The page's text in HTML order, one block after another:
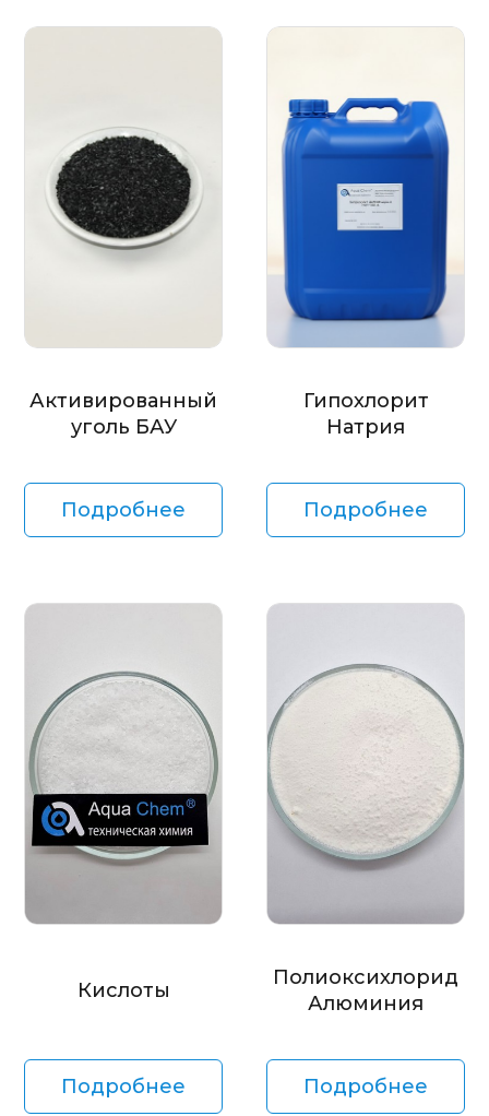
Активированный
уголь БАУ
Подробнее
Гипохлорит
Натрия
Подробнее
Кислоты
Подробнее
Полиоксихлорид
Алюминия
Подробнее